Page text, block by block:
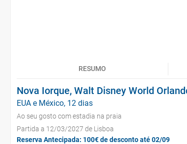
RESUMO
Nova Iorque, Walt Disney World
EUA e México, 12 dias
Ao seu gosto com estadia na praia
Partida a 12/03/2027 de Lisboa
Reserva Antecipada: 100€ de desconto até 02/09